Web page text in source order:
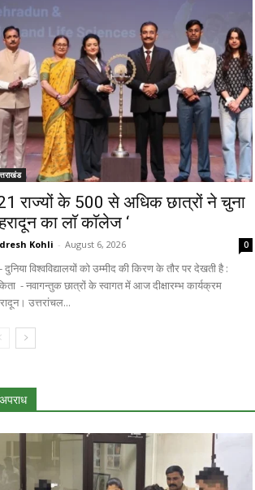
राज्यों के 500 से अधिक छात्रों ने चुना
का लाॅ काॅलेज ‘
Kohli - August 6, 2026 0
विश्वविद्यालयों को उम्मीद की किरण के तौर पर देखती है :
- नवागन्तुक छात्रों के स्वागत में आज दीक्षारम्भ कार्यक्रम
उत्तरांचल...
अपराध